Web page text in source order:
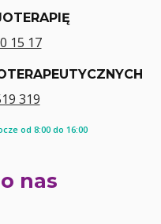
15 17
319
od 8:00 do 16:00
nas